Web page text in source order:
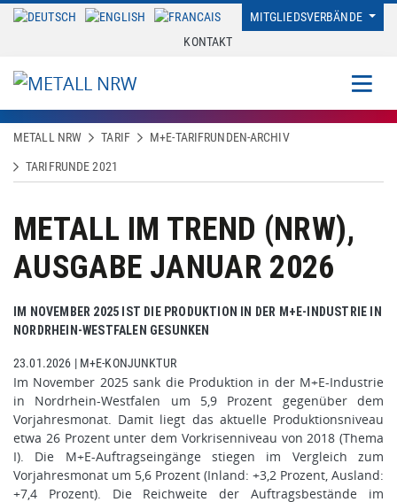
MITGLIEDSVERBÄNDE
KONTAKT
METALL NRW TARIF M+E-TARIFRUNDEN-ARCHIV
TARIFRUNDE 2021
METALL IM TREND (NRW),
AUSGABE JANUAR 2026
IM NOVEMBER 2025 IST DIE PRODUKTION IN DER M+E-INDUSTRIE IN
NORDRHEIN-WESTFALEN GESUNKEN
23.01.2026 | M+E-KONJUNKTUR
Im November 2025 sank die Produktion in der M+E-Industrie
in Nordrhein-Westfalen um 5,9 Prozent gegenüber dem
Vorjahresmonat. Damit liegt das aktuelle Produktionsniveau
etwa 26 Prozent unter dem Vorkrisenniveau von 2018 (Thema
I). Die M+E-Auftragseingänge stiegen im Vergleich zum
Vorjahresmonat um 5,6 Prozent (Inland: +3,2 Prozent, Ausland:
+7,4 Prozent). Die Reichweite der Auftragsbestände im